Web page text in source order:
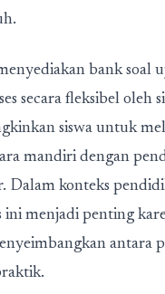
bank soal
secara fleksibel oleh
siswa untuk
mandiri dengan
Dalam konteks
ini menjadi penting
antara